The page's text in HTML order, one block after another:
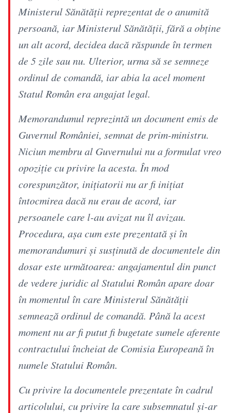
Ministerul Sănătății reprezentat de o anumită
persoană, iar Ministerul Sănătății, fără a obține
un alt acord, decidea dacă răspunde în termen
de 5 zile sau nu. Ulterior, urma să se semneze
ordinul de comandă, iar abia la acel moment
Statul Român era angajat legal.
Memorandumul reprezintă un document emis de
Guvernul României, semnat de prim-ministru.
Niciun membru al Guvernului nu a formulat vreo
opoziție cu privire la acesta. În mod
corespunzător, inițiatorii nu ar fi inițiat
întocmirea dacă nu erau de acord, iar
persoanele care l-au avizat nu îl avizau.
Procedura, așa cum este prezentată și în
memorandumuri și susținută de documentele din
dosar este următoarea: angajamentul din punct
de vedere juridic al Statului Român apare doar
în momentul în care Ministerul Sănătății
semnează ordinul de comandă. Până la acest
moment nu ar fi putut fi bugetate sumele aferente
contractului încheiat de Comisia Europeană în
numele Statului Român.
Cu privire la documentele prezentate în cadrul
articolului, cu privire la care subsemnatul și-ar